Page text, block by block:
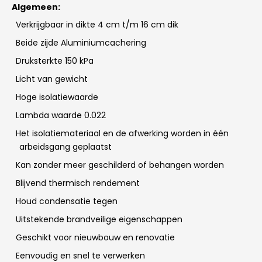
Algemeen:
Verkrijgbaar in dikte 4 cm t/m 16 cm dik
Beide zijde Aluminiumcachering
Druksterkte 150 kPa
Licht van gewicht
Hoge isolatiewaarde
Lambda waarde 0.022
Het isolatiemateriaal en de afwerking worden in één
arbeidsgang geplaatst
Kan zonder meer geschilderd of behangen worden
Blijvend thermisch rendement
Houd condensatie tegen
Uitstekende brandveilige eigenschappen
Geschikt voor nieuwbouw en renovatie
Eenvoudig en snel te verwerken